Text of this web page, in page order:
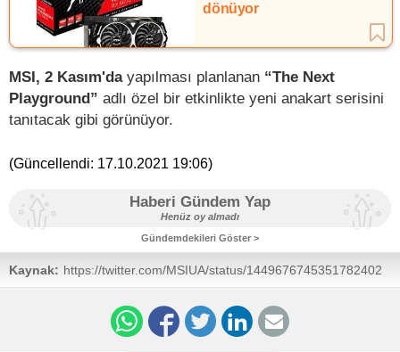
dönüyor
MSI, 2 Kasım'dayapılması planlanan “The Next
Playground” adlı özel bir etkinlikte yeni anakart serisini
tanıtacak gibi görünüyor.
(Güncellendi: 17.10.2021 19:06)
Haberi Gündem Yap
Henüz oy almadı
Gündemdekileri Göster >
Kaynak: https://twitter.com/MSIUA/status/1449676745351782402